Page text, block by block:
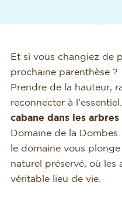
Et si vous changiez de
prochaine parenthèse ?
Prendre de la hauteur,
reconnecter à
cabane dans les
Domaine de la
le domaine vous
naturel préservé, où les
véritable lieu de vie.